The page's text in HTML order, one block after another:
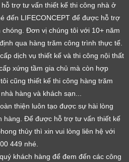
trợ tư vấn thiết kế thi công nhà ở
đến LIFECONCEPT để được hỗ trợ
Đơn vị chúng tôi với 10+ năm
qua hàng trăm công trình thực tế.
dịch vụ thiết kế và thi công nội thất
xứng tầm gia chủ mà còn hợp
cũng thiết kế thi công hàng trăm
hàng và khách sạn...
thiện luôn tạo được sự hài lòng
hàng. Để được hỗ trợ tư vấn thiết kế
thủy thì xin vui lòng liên hệ với
449 nhé.
khách hàng để đem đến các công